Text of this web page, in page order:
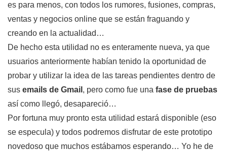
es para menos, con todos los rumores, fusiones, compras,
ventas y negocios online que se están fraguando y
creando en la actualidad…
De hecho esta utilidad no es enteramente nueva, ya que
usuarios anteriormente habían tenido la oportunidad de
probar y utilizar la idea de las tareas pendientes dentro de
sus emails de Gmail , pero como fue una fase de pruebas
así como llegó, desapareció…
Por fortuna muy pronto esta utilidad estará disponible (eso
se especula) y todos podremos disfrutar de este prototipo
novedoso que muchos estábamos esperando… Yo he de